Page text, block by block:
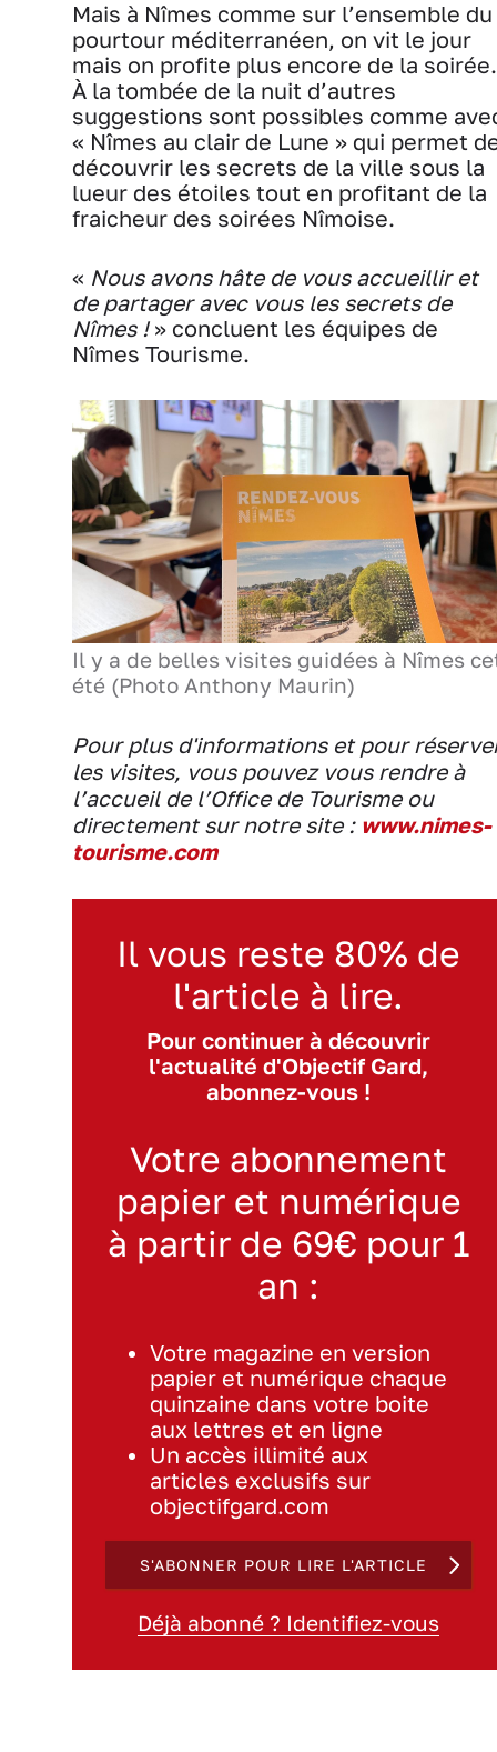
Mais à Nîmes comme sur l’ensemble du
pourtour méditerranéen, on vit le jour
mais on profite plus encore de la soirée.
À la tombée de la nuit d’autres
suggestions sont possibles comme
« Nîmes au clair de Lune » qui permet
découvrir les secrets de la ville sous la
lueur des étoiles tout en profitant de la
fraicheur des soirées Nîmoise.
« Nous avons hâte de vous accueillir et
de partager avec vous les secrets de
Nîmes ! » concluent les équipes de
Nîmes Tourisme.
Il y a de belles visites guidées à Nîmes
été (Photo Anthony Maurin)
Pour plus d'informations et pour
les visites, vous pouvez vous rendre à
l’accueil de l’Office de Tourisme ou
directement sur notre site : www.nimes-
tourisme.com
Il vous reste 80% de
l'article à lire.
Pour continuer à découvrir
l'actualité d'Objectif Gard,
abonnez-vous !
Votre abonnement
papier et numérique
à partir de 69€ pour 1
an :
Votre magazine en version
papier et numérique chaque
quinzaine dans votre boite
aux lettres et en ligne
Un accès illimité aux
articles exclusifs sur
objectifgard.com
S'ABONNER POUR LIRE L'ARTICLE
Déjà abonné ? Identifiez-vous